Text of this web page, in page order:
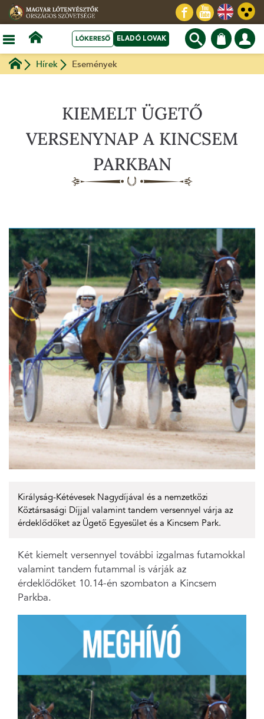
LÓKERESŐ ELADÓ LOVAK
Hírek Események
KIEMELT ÜGETŐ
VERSENYNAP A KINCSEM
PARKBAN
Királyság-Kétévesek Nagydíjával és a nemzetközi
Köztársasági Díjjal valamint tandem versennyel várja az
érdeklődőket az Ügető Egyesület és a Kincsem Park.
Két kiemelt versennyel további izgalmas futamokkal
valamint tandem futammal is várják az
érdeklődőket 10.14-én szombaton a Kincsem
Parkba.